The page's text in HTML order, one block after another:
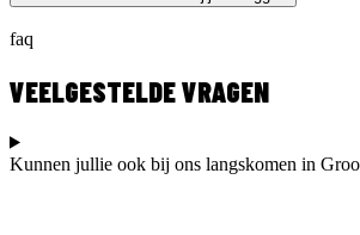
faq
VEELGESTELDE VRAGEN
Kunnen jullie ook bij ons langskomen in